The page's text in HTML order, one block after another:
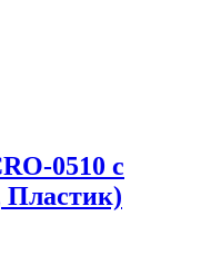
0510 с
Пластик)